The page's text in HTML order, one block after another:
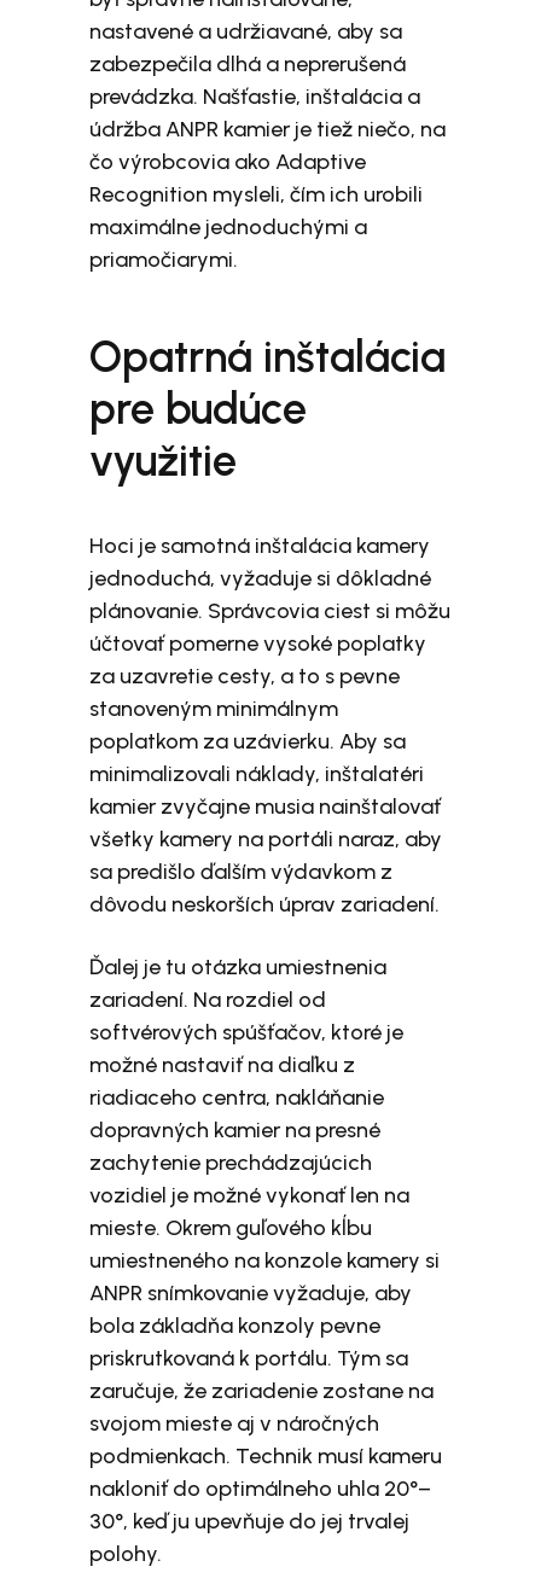
nastavené a udržiavané, aby sa
zabezpečila dlhá a neprerušená
prevádzka. Našťastie, inštalácia a
údržba ANPR kamier je tiež niečo, na
čo výrobcovia ako Adaptive
Recognition mysleli, čím ich urobili
maximálne jednoduchými a
priamočiarymi.
Opatrná inštalácia
pre budúce
využitie
Hoci je samotná inštalácia kamery
jednoduchá, vyžaduje si dôkladné
plánovanie. Správcovia ciest si môžu
účtovať pomerne vysoké poplatky
za uzavretie cesty, a to s pevne
stanoveným minimálnym
poplatkom za uzávierku. Aby sa
minimalizovali náklady, inštalatéri
kamier zvyčajne musia nainštalovať
všetky kamery na portáli naraz, aby
sa predišlo ďalším výdavkom z
dôvodu neskorších úprav zariadení.
Ďalej je tu otázka umiestnenia
zariadení. Na rozdiel od
softvérových spúšťačov, ktoré je
možné nastaviť na diaľku z
riadiaceho centra, nakláňanie
dopravných kamier na presné
zachytenie prechádzajúcich
vozidiel je možné vykonať len na
mieste. Okrem guľového kĺbu
umiestneného na konzole kamery si
ANPR snímkovanie vyžaduje, aby
bola základňa konzoly pevne
priskrutkovaná k portálu. Tým sa
zaručuje, že zariadenie zostane na
svojom mieste aj v náročných
podmienkach. Technik musí kameru
nakloniť do optimálneho uhla 20°–
30°, keď ju upevňuje do jej trvalej
polohy.